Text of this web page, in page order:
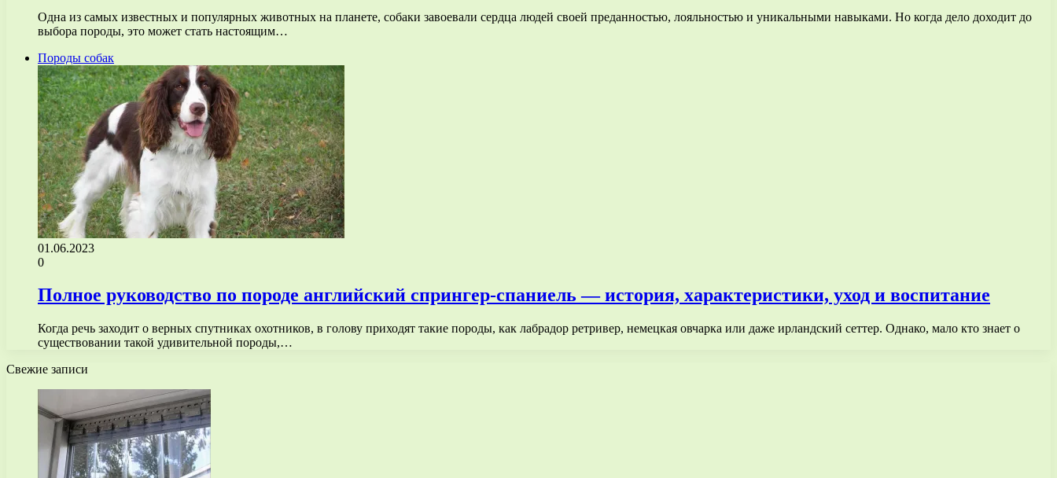
Одна из самых известных и популярных животных на планете, собаки завоевали сердца людей своей преданностью, лояльностью и уникальными навыками. Но когда дело доходит до
выбора породы, это может стать настоящим…
Породы собак
01.06.2023
0
Полное руководство по породе английский спрингер-спаниель — история, характеристики, уход и воспитание
Когда речь заходит о верных спутниках охотников, в голову приходят такие породы, как лабрадор ретривер, немецкая овчарка или даже ирландский сеттер. Однако, мало кто знает о
существовании такой удивительной породы,…
Свежие записи